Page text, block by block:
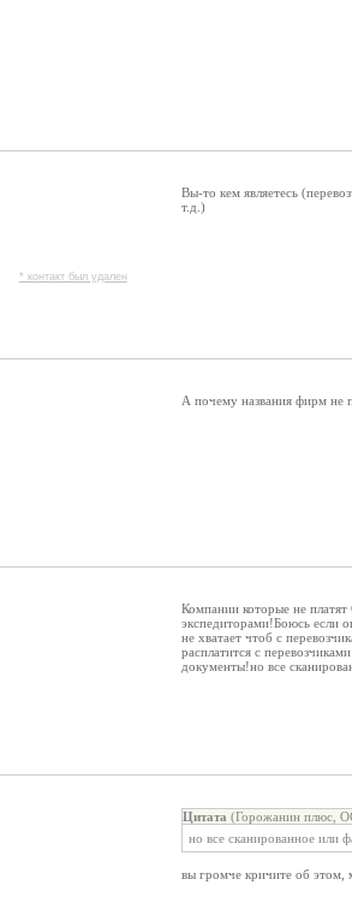
* контакт был удален
Вы-то кем являетесь
т.д.)
А почему названия фирм не
Компании которые не
экспедиторами!Боюсь если
не хватает чтоб с
расплатится с
документы!но все
Цитата (Горожанин плюс,
но все сканированное или
вы громче кричите об этом,